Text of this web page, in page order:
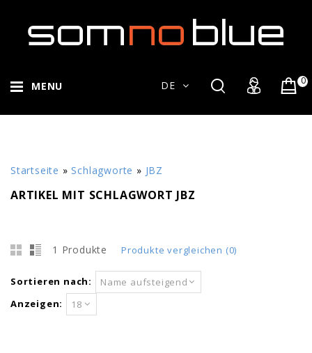
MENU 0
DE
Startseite » Schlagworte » JBZ
ARTIKEL MIT SCHLAGWORT JBZ
1 Produkte Produkte vergleichen (0)
Sortieren nach:
Name aufsteigend
Anzeigen:
18